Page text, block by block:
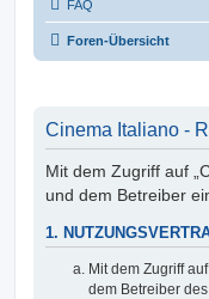
FAQ
Foren-Übersicht
Cinema Italiano -
Mit dem Zugriff auf
und dem Betreiber
1.
Mit dem Zugriff
dem Betreiber